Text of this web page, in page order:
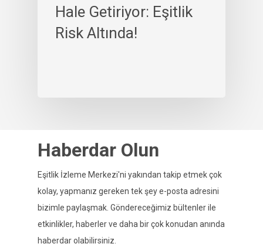
Hale Getiriyor: Eşitlik
Risk Altında!
Haberdar Olun
Eşitlik İzleme Merkezi'ni yakından takip etmek çok
kolay, yapmanız gereken tek şey e-posta adresini
bizimle paylaşmak. Göndereceğimiz bültenler ile
etkinlikler, haberler ve daha bir çok konudan anında
haberdar olabilirsiniz.